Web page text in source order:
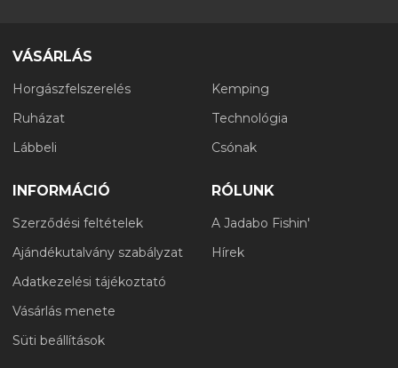
VÁSÁRLÁS
Horgászfelszerelés
Ruházat
Lábbeli
Kemping
Technológia
Csónak
INFORMÁCIÓ
Szerződési feltételek
Ajándékutalvány szabályzat
Adatkezelési tájékoztató
Vásárlás menete
Süti beállítások
RÓLUNK
A Jadabo Fishin'
Hírek